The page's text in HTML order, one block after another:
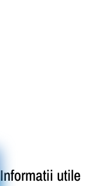
Informatii utile